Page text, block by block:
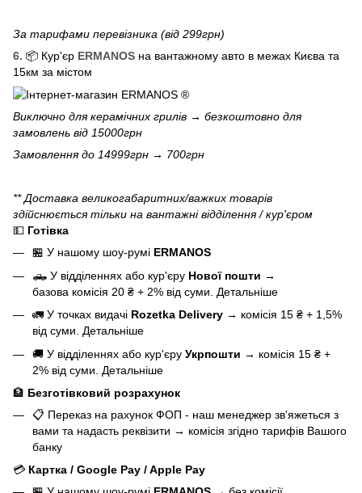
За тарифами перевізника (від 299грн)
6. 📦 Кур'єр ERMANOS на вантажному авто в межах Києва та
15км за містом
Виключно длякерамічних грилів → безкоштовно для
замовлень від 15000грн
Замовлення до 14999грн → 700грн
** Доставка великогабаритних/важких товарів
здійснюється тільки на вантажні відділення / кур'єром
💵 Готівка
🏪 У нашому шоу-румі ERMANOS
🛻 У відділеннях або кур'єру Нової пошти →
базова комісія 20 ₴ + 2% від суми. Детальніше
🚛 У точках видачі Rozetka Delivery → комісія 15 ₴ + 1,5%
від суми. Детальніше
🚚 У відділеннях або кур'єру Укрпошти → комісія 15 ₴ +
2% від суми. Детальніше
🏦 Безготівковий розрахунок
📋 Переказ на рахунок ФОП - наш менеджер зв'яжеться з
вами та надасть реквізити → комісія згідно тарифів Вашого
банку
💳 Картка / Google Pay / Apple Pay